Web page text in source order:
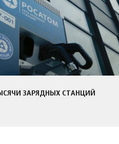
ЗАРЯДНЫХ СТАНЦИЙ